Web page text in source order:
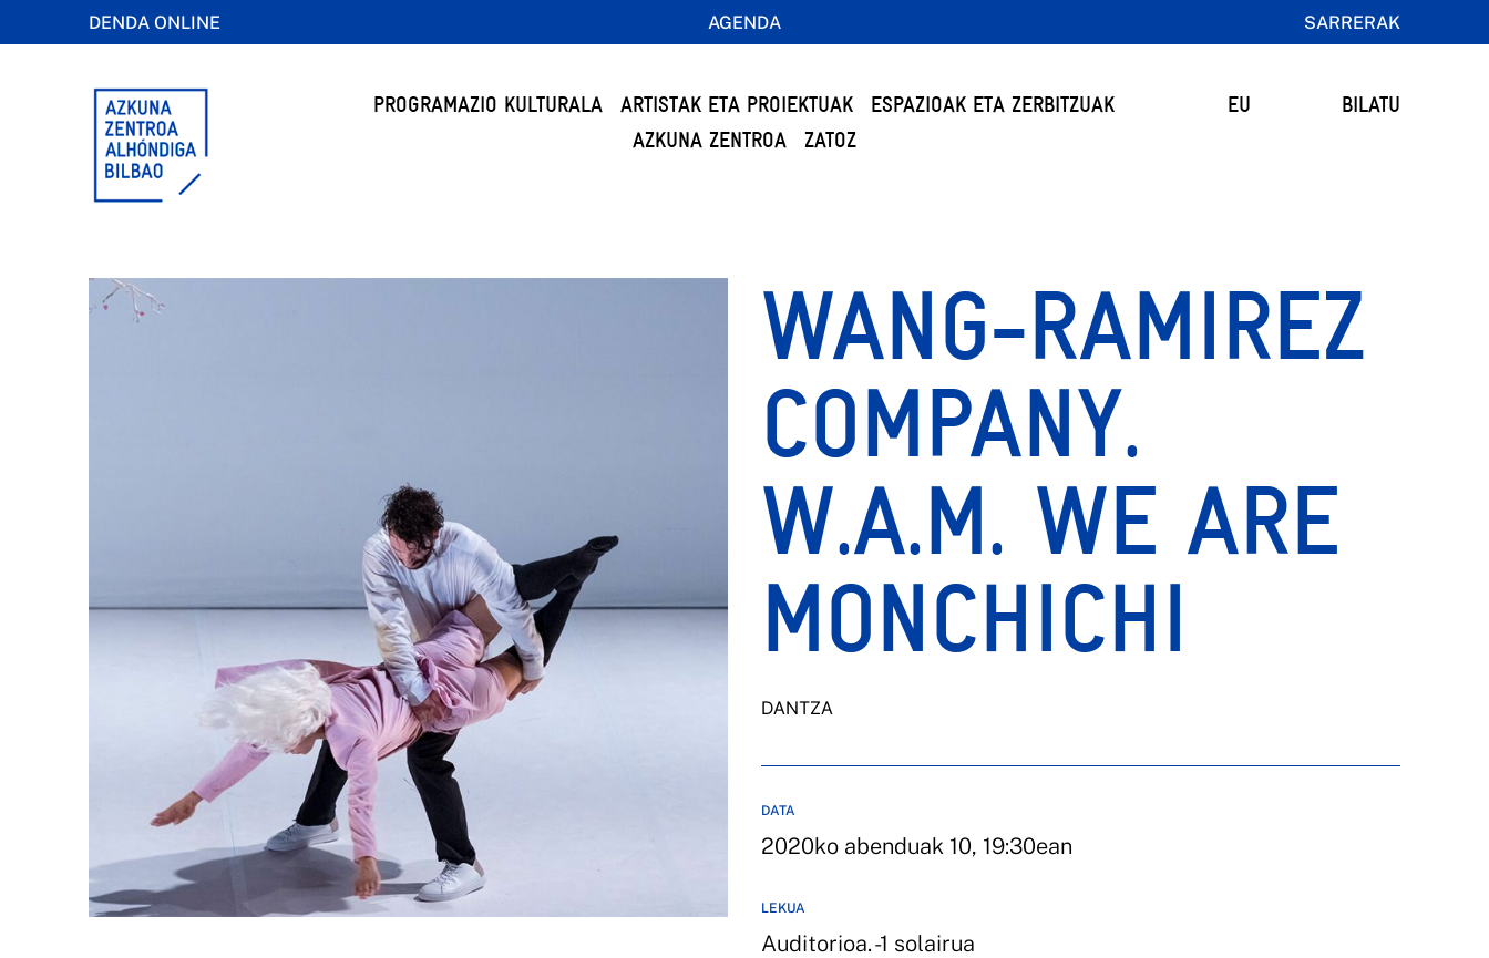
DENDA ONLINE AGENDA SARRERAK
PROGRAMAZIO KULTURALA ARTISTAK ETA PROIEKTUAK
ESPAZIOAK ETA ZERBITZUAK
AZKUNA ZENTROA
ZATOZ
EU BILATU
WANG-RAMIREZ
COMPANY.
W.A.M. WE ARE
MONCHICHI
DANTZA
DATA
2020ko abenduak 10, 19:30ean
LEKUA
Auditorioa. -1 solairua